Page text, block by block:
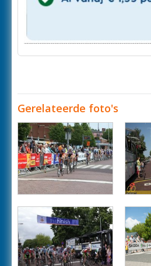
Gerelateerde foto's